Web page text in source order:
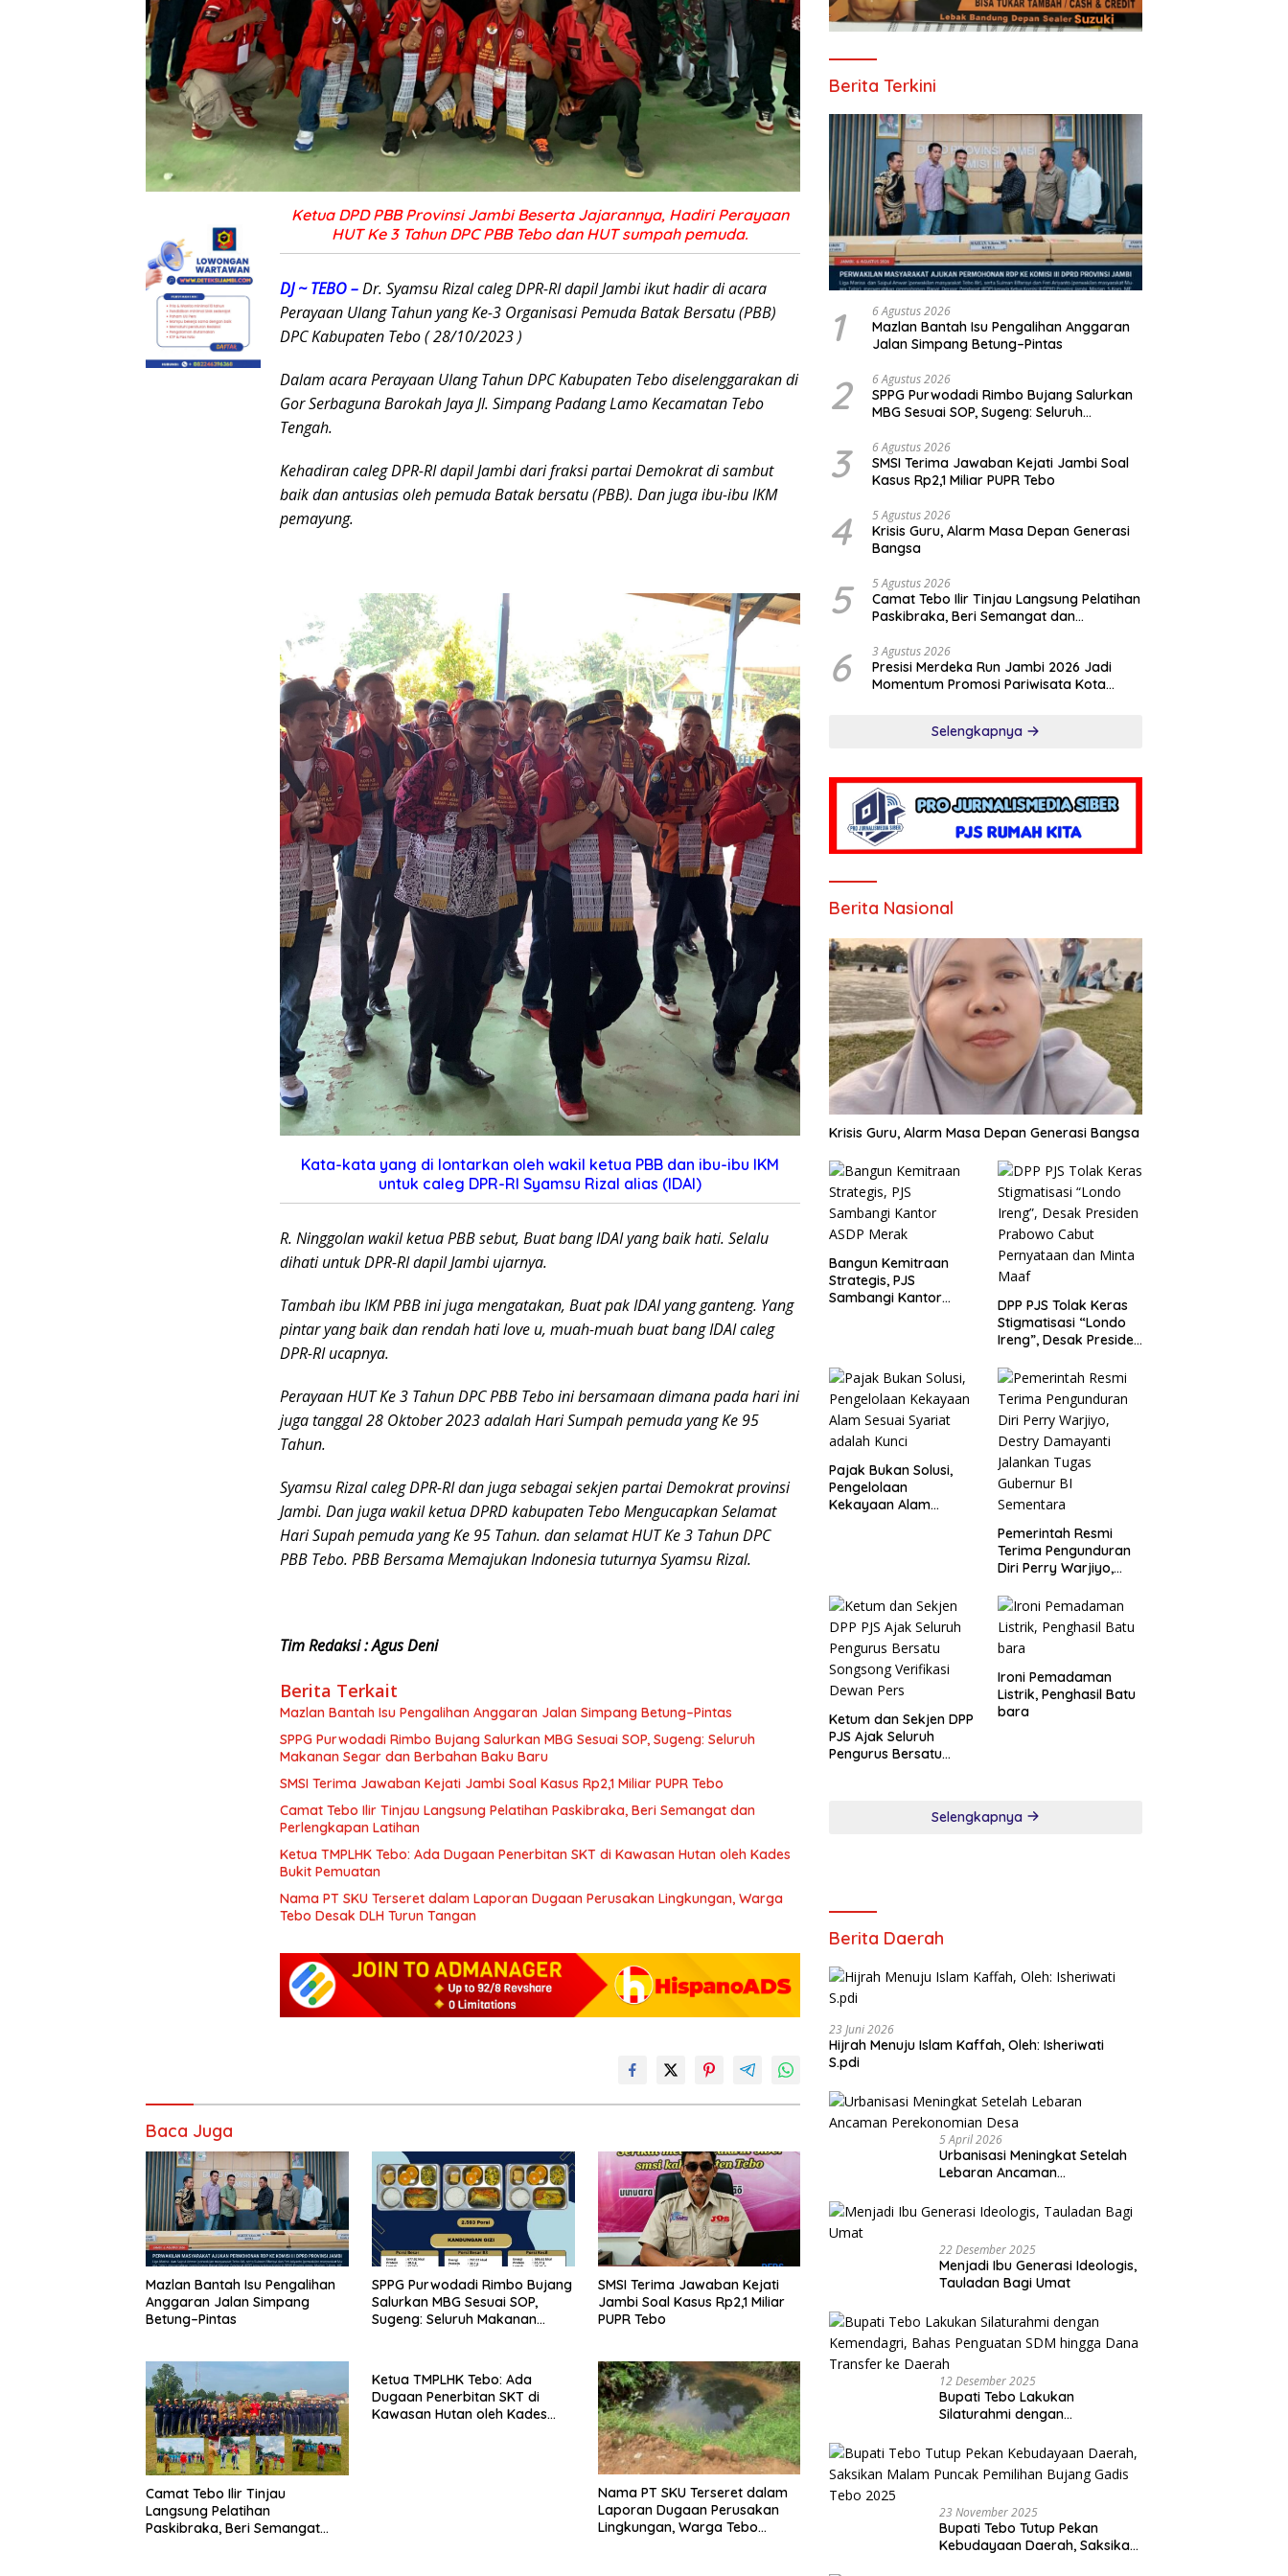
Ketua DPD PBB Provinsi Jambi Beserta Jajarannya, Hadiri Perayaan
HUT Ke 3 Tahun DPC PBB Tebo dan HUT sumpah pemuda.
DJ ~ TEBO –Dr. Syamsu Rizal caleg DPR-RI dapil Jambi ikut hadir di acara
Perayaan Ulang Tahun yang Ke-3 Organisasi Pemuda Batak Bersatu (PBB)
DPC Kabupaten Tebo ( 28/10/2023 )
Dalam acara Perayaan Ulang Tahun DPC Kabupaten Tebo diselenggarakan di
Gor Serbaguna Barokah Jaya Jl. Simpang Padang Lamo Kecamatan Tebo
Tengah.
Kehadiran caleg DPR-RI dapil Jambi dari fraksi partai Demokrat di sambut
baik dan antusias oleh pemuda Batak bersatu (PBB). Dan juga ibu-ibu IKM
pemayung.
Kata-kata yang di lontarkan oleh wakil ketua PBB dan ibu-ibu IKM
untuk caleg DPR-RI Syamsu Rizal alias (IDAI)
R. Ninggolan wakil ketua PBB sebut, Buat bang IDAI yang baik hati. Selalu
dihati untuk DPR-RI dapil Jambi ujarnya.
Tambah ibu IKM PBB ini juga mengatakan, Buat pak IDAI yang ganteng. Yang
pintar yang baik dan rendah hati love u, muah-muah buat bang IDAI caleg
DPR-RI ucapnya.
Perayaan HUT Ke 3 Tahun DPC PBB Tebo ini bersamaan dimana pada hari ini
juga tanggal 28 Oktober 2023 adalah Hari Sumpah pemuda yang Ke 95
Tahun.
Syamsu Rizal caleg DPR-RI dan juga sebagai sekjen partai Demokrat provinsi
Jambi. Dan juga wakil ketua DPRD kabupaten Tebo Mengucapkan Selamat
Hari Supah pemuda yang Ke 95 Tahun. dan selamat HUT Ke 3 Tahun DPC
PBB Tebo. PBB Bersama Memajukan Indonesia tuturnya Syamsu Rizal.
Tim Redaksi : Agus Deni
Berita Terkait
Mazlan Bantah Isu Pengalihan Anggaran Jalan Simpang Betung–Pintas
SPPG Purwodadi Rimbo Bujang Salurkan MBG Sesuai SOP, Sugeng: Seluruh
Makanan Segar dan Berbahan Baku Baru
SMSI Terima Jawaban Kejati Jambi Soal Kasus Rp2,1 Miliar PUPR Tebo
Camat Tebo Ilir Tinjau Langsung Pelatihan Paskibraka, Beri Semangat dan
Perlengkapan Latihan
Ketua TMPLHK Tebo: Ada Dugaan Penerbitan SKT di Kawasan Hutan oleh Kades
Bukit Pemuatan
Nama PT SKU Terseret dalam Laporan Dugaan Perusakan Lingkungan, Warga
Tebo Desak DLH Turun Tangan
Baca Juga
Mazlan Bantah Isu Pengalihan
Anggaran Jalan Simpang
Betung–Pintas
SPPG Purwodadi Rimbo Bujang
Salurkan MBG Sesuai SOP,
Sugeng: Seluruh Makanan
SMSI Terima Jawaban Kejati
Jambi Soal Kasus Rp2,1 Miliar
PUPR Tebo
Camat Tebo Ilir Tinjau
Langsung Pelatihan
Paskibraka, Beri Semangat
Ketua TMPLHK Tebo: Ada
Dugaan Penerbitan SKT di
Kawasan Hutan oleh Kades
Nama PT SKU Terseret dalam
Laporan Dugaan Perusakan
Lingkungan, Warga Tebo
Berita Terkini
1 6 Agustus 2026
Mazlan Bantah Isu Pengalihan Anggaran
Jalan Simpang Betung–Pintas
2 6 Agustus 2026
SPPG Purwodadi Rimbo Bujang Salurkan
MBG Sesuai SOP, Sugeng: Seluruh
3 6 Agustus 2026
SMSI Terima Jawaban Kejati Jambi Soal
Kasus Rp2,1 Miliar PUPR Tebo
4 5 Agustus 2026
Krisis Guru, Alarm Masa Depan Generasi
Bangsa
5 5 Agustus 2026
Camat Tebo Ilir Tinjau Langsung Pelatihan
Paskibraka, Beri Semangat dan
6 3 Agustus 2026
Presisi Merdeka Run Jambi 2026 Jadi
Momentum Promosi Pariwisata Kota
Selengkapnya
Berita Nasional
Krisis Guru, Alarm Masa Depan Generasi Bangsa
Bangun Kemitraan
Strategis, PJS
Sambangi Kantor
DPP PJS Tolak Keras
Stigmatisasi “Londo
Ireng”, Desak Presiden
Pernyataan dan Minta
Maaf
Pajak Bukan Solusi,
Pengelolaan
Kekayaan Alam
Pemerintah Resmi
Terima Pengunduran
Diri Perry Warjiyo,
Jalankan Tugas
Gubernur BI
Sementara
Ketum dan Sekjen DPP
PJS Ajak Seluruh
Pengurus Bersatu
Ironi Pemadaman
Listrik, Penghasil Batu
bara
Selengkapnya
Berita Daerah
23 Juni 2026
Hijrah Menuju Islam Kaffah, Oleh: Isheriwati
S.pdi
5 April 2026
Urbanisasi Meningkat Setelah
Lebaran Ancaman
22 Desember 2025
Menjadi Ibu Generasi Ideologis,
Tauladan Bagi Umat
12 Desember 2025
Bupati Tebo Lakukan
Silaturahmi dengan
SDM hingga Dana Transfer ke
Daerah
23 November 2025
Bupati Tebo Tutup Pekan
Kebudayaan Daerah, Saksikan